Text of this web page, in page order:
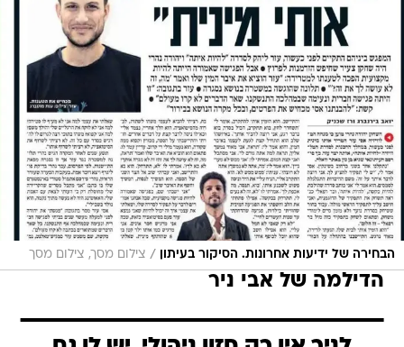
הבחירה של ידיעות אחרונות. הסיקור בעיתון / צילום מסך, צילום מסך
הדילמה של אבי ניר